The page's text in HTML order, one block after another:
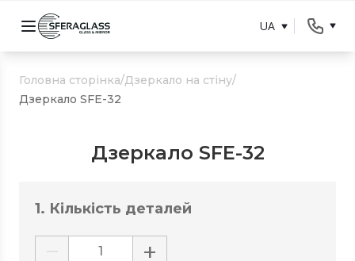
UA
Головна сторінка/Дзеркало на стіну/
Дзеркало SFE-32
Дзеркало SFE-32
1. Кількість деталей
+